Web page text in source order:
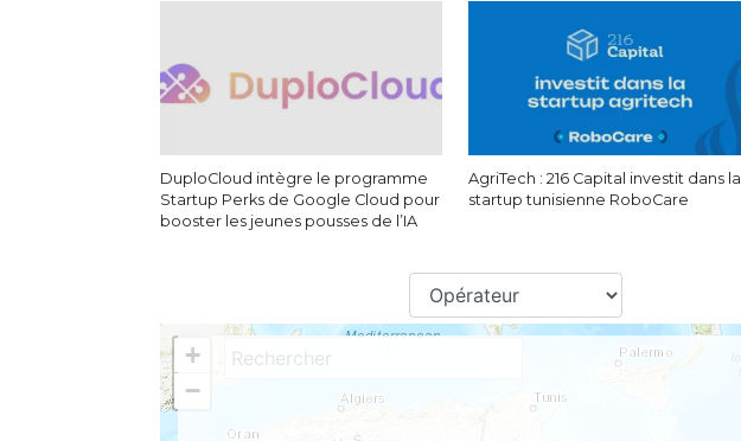
DuploCloud intègre le programme
Startup Perks de Google Cloud pour
booster les jeunes pousses de l’IA
AgriTech : 216 Capital investit dans la
startup tunisienne RoboCare